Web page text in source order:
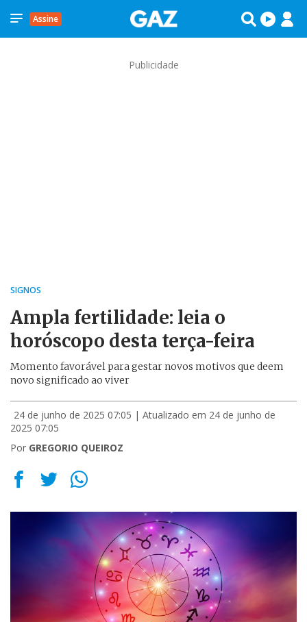
Assine
Publicidade
SIGNOS
Ampla fertilidade: leia o
horóscopo desta terça-feira
Momento favorável para gestar novos motivos que deem
novo significado ao viver
24 de junho de 2025 07:05 | Atualizado em 24 de junho de
2025 07:05
Por GREGORIO QUEIROZ